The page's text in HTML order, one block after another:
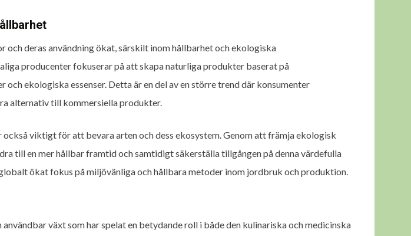
och deras användning ökat, särskilt inom hållbarhet och ekologiska
producenter fokuserar på att skapa naturliga produkter baserat på
ekologiska essenser. Detta är en del av en större trend där konsumenter
alternativ till kommersiella produkter.
viktigt för att bevara arten och dess ekosystem. Genom att främja ekologisk
till en mer hållbar framtid och samtidigt säkerställa tillgången på denna värdefulla
ökat fokus på miljövänliga och hållbara metoder inom jordbruk och produktion.
växt som har spelat en betydande roll i både den kulinariska och medicinska